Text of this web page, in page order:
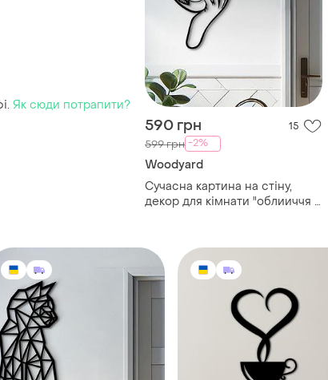
Як сюди потрапити?
590 грн 15
599 грн -2%
Woodyard
Сучасна картина на стіну,
декор для кімнати "облииччя з